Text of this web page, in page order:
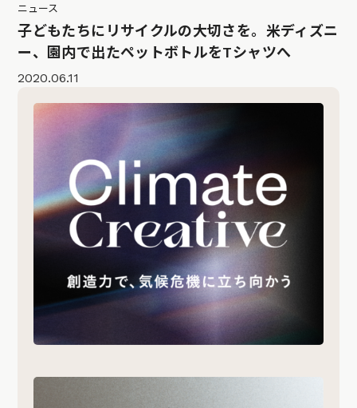
ニュース
子どもたちにリサイクルの大切さを。米ディズニ
ー、園内で出たペットボトルをTシャツへ
2020.06.11